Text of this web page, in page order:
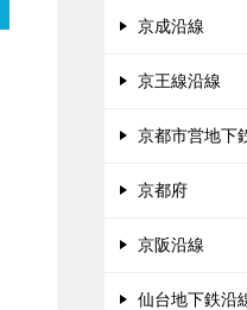
京成沿線
京王線沿線
京都市営地下
京都府
京阪沿線
仙台地下鉄沿